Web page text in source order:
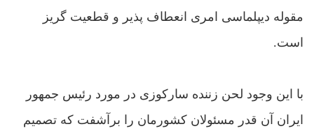
مقوله دیپلماسی امری انعطاف پذیر و قطعیت گریز
است.
با این وجود لحن زننده سارکوزی در مورد رئیس جمهور
ایران آن قدر مسئولان کشورمان را برآشفت که تصمیم